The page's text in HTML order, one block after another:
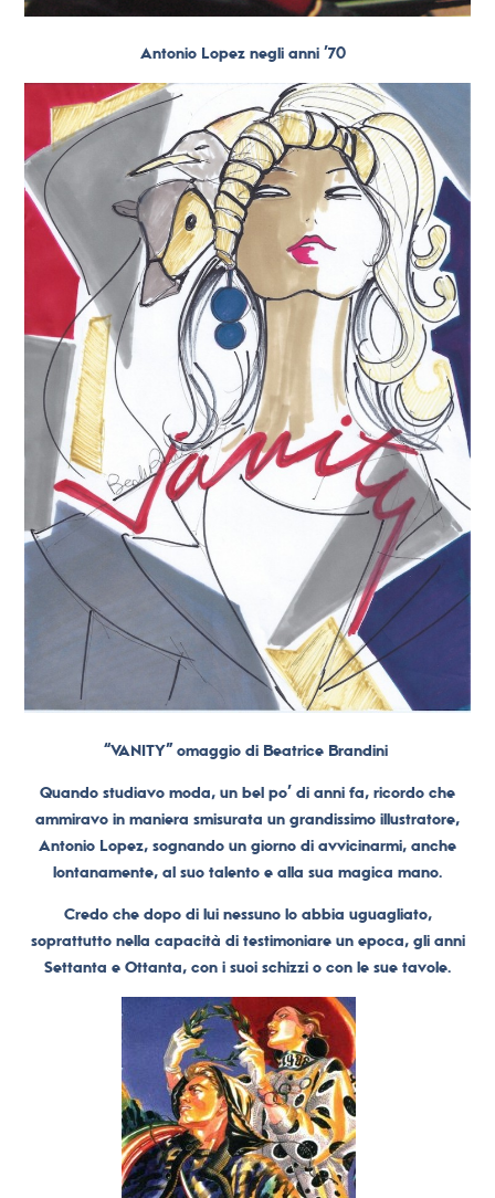
Antonio Lopez negli anni ’70
“VANITY” omaggio di Beatrice Brandini
Quando studiavo moda, un bel po’ di anni fa, ricordo che
ammiravo in maniera smisurata un grandissimo illustratore,
Antonio Lopez, sognando un giorno di avvicinarmi, anche
lontanamente, al suo talento e alla sua magica mano.
Credo che dopo di lui nessuno lo abbia uguagliato,
soprattutto nella capacità di testimoniare un epoca, gli anni
Settanta e Ottanta, con i suoi schizzi o con le sue tavole.